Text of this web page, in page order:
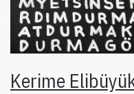
Kerime